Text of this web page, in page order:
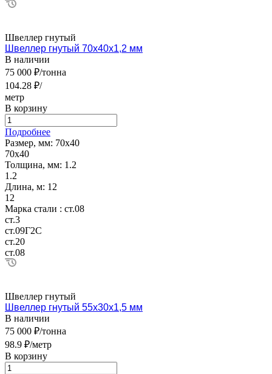
Швеллер гнутый
Швеллер гнутый 70х40х1,2 мм
В наличии
75 000 ₽/тонна
104.28 ₽/
метр
В корзину
Подробнее
Размер, мм: 70х40
70х40
Толщина, мм: 1.2
1.2
Длина, м: 12
12
Марка стали : ст.08
ст.3
ст.09Г2С
ст.20
ст.08
Швеллер гнутый
Швеллер гнутый 55х30х1,5 мм
В наличии
75 000 ₽/тонна
98.9 ₽/метр
В корзину